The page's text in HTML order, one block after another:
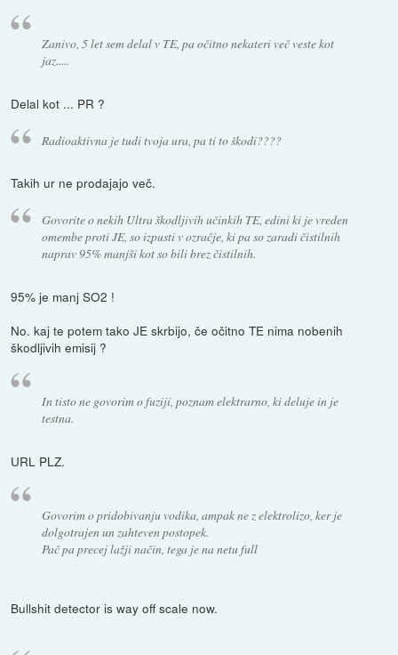
Zanivo, 5 let sem delal v TE, pa očitno nekateri več veste kot
jaz.....
Delal kot ... PR ?
Radioaktivna je tudi tvoja ura, pa ti to škodi????
Takih ur ne prodajajo več.
Govorite o nekih Ultra škodljivih učinkih TE, edini ki je vreden
omembe proti JE, so izpusti v ozračje, ki pa so zaradi čistilnih
naprav 95% manjši kot so bili brez čistilnih.
95% je manj SO2 !
No. kaj te potem tako JE skrbijo, če očitno TE nima nobenih
škodljivih emisij ?
In tisto ne govorim o fuziji, poznam elektrarno, ki deluje in je
testna.
URL PLZ.
Govorim o pridobivanju vodika, ampak ne z elektrolizo, ker je
dolgotrajen un zahteven postopek.
Pač pa precej lažji način, tega je na netu full
Bullshit detector is way off scale now.